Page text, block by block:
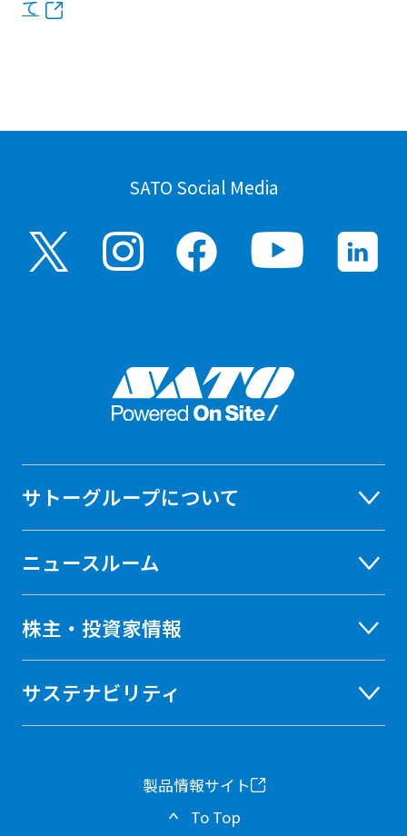
て
SATO Social Media
サトーグループについて
ニュースルーム
株主・投資家情報
サステナビリティ
製品情報サイト
新
To Top